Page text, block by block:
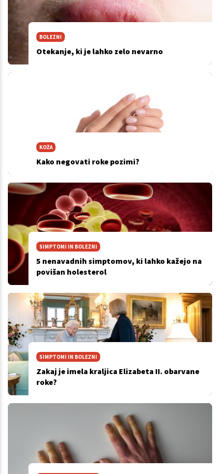
BOLEZNI
Otekanje, ki je lahko zelo nevarno
KOŽA
Kako negovati roke pozimi?
SIMPTOMI IN BOLEZNI
5 nenavadnih simptomov, ki lahko kažejo na
povišan holesterol
SIMPTOMI IN BOLEZNI
Zakaj je imela kraljica Elizabeta II. obarvane
roke?